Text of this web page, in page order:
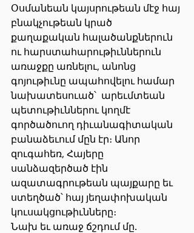
Օսմանեան կայսրութեան մէջ հայ
բնակչութեան կրած
քաղաքական հալածանքներուն
ու հարստահարութիւններուն
առաջքը առնելու, անոնց
գոյութիւնը ապահովելու համար
նախատեսուած՝  արեւմտեան
պետութիւններու կողմէ
գործածուող դիւանագիտական
բանաձեւում մըն էր։ Անոր
զուգահեռ, Հայերը
սանձազերծած էին
ազատագրութեան պայքարը եւ
ստեղծած՝ հայ յեղափոխական
կուսակցութիւնները։
Նախ եւ առաջ ճշդում մը.